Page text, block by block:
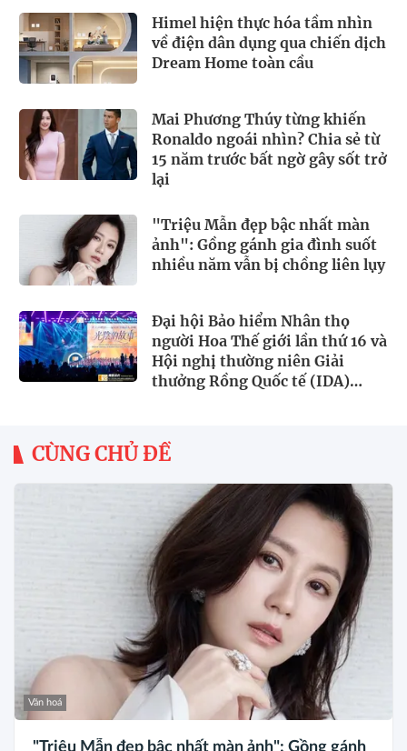
Himel hiện thực hóa tầm nhìn
về điện dân dụng qua chiến dịch
Dream Home toàn cầu
Mai Phương Thúy từng khiến
Ronaldo ngoái nhìn? Chia sẻ từ
15 năm trước bất ngờ gây sốt trở
lại
"Triệu Mẫn đẹp bậc nhất màn
ảnh": Gồng gánh gia đình suốt
nhiều năm vẫn bị chồng liên lụy
Đại hội Bảo hiểm Nhân thọ
người Hoa Thế giới lần thứ 16 và
Hội nghị thường niên Giải
thưởng Rồng Quốc tế (IDA)
CÙNG CHỦ ĐỀ
Văn hoá
"Triệu Mẫn đẹp bậc nhất màn ảnh": Gồng gánh